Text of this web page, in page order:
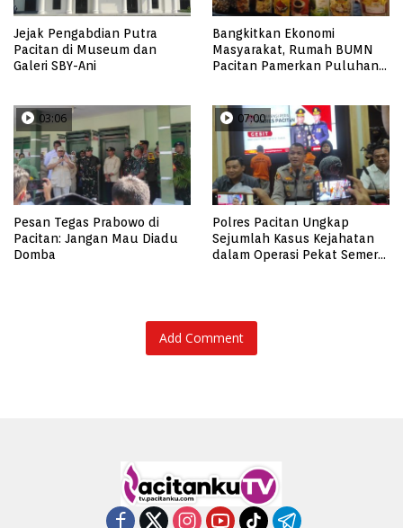
Jejak Pengabdian Putra
Pacitan di Museum dan
Galeri SBY-Ani
Bangkitkan Ekonomi
Masyarakat, Rumah BUMN
Pacitan Pamerkan Puluhan
03:06
Pesan Tegas Prabowo di
Pacitan: Jangan Mau Diadu
Domba
07:00
Polres Pacitan Ungkap
Sejumlah Kasus Kejahatan
dalam Operasi Pekat Semeru
Add Comment